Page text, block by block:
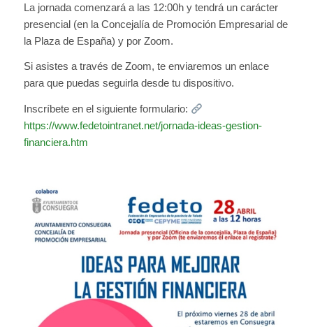
La jornada comenzará a las 12:00h y tendrá un carácter
presencial (en la Concejalía de Promoción Empresarial de
la Plaza de España) y por Zoom.
Si asistes a través de Zoom, te enviaremos un enlace
para que puedas seguirla desde tu dispositivo.
Inscríbete en el siguiente formulario:
https://www.fedetointranet.net/jornada-ideas-gestion-
financiera.htm